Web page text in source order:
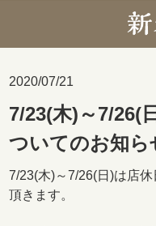
2020/07/21
7/23(木)～7/26(
ついてのお知ら
7/23(木)～7/26(日)は店
頂きます。